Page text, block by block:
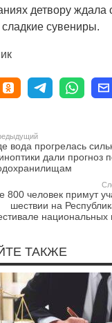
детвору ждала
сувениры.
вода прогрелась
дали прогноз
800 человек примут
шествии на
национальных
ТАКЖЕ